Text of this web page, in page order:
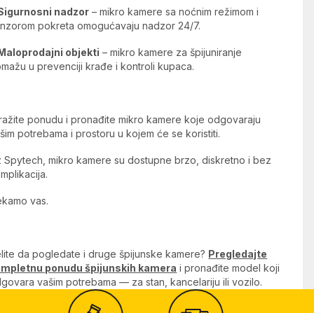
nadzor – mikro kamere sa noćnim režimom i
pokreta omogućavaju nadzor 24/7.
objekti – mikro kamere za špijuniranje
u prevenciji krađe i kontroli kupaca.
ponudu i pronađite mikro kamere koje odgovaraju
potrebama i prostoru u kojem će se koristiti.
Spytech, mikro kamere su dostupne brzo, diskretno i bez
vas.
da pogledate i druge špijunske kamere? Pregledajte
ponudu špijunskih kamera i pronađite model koji
vašim potrebama — za stan, kancelariju ili vozilo.